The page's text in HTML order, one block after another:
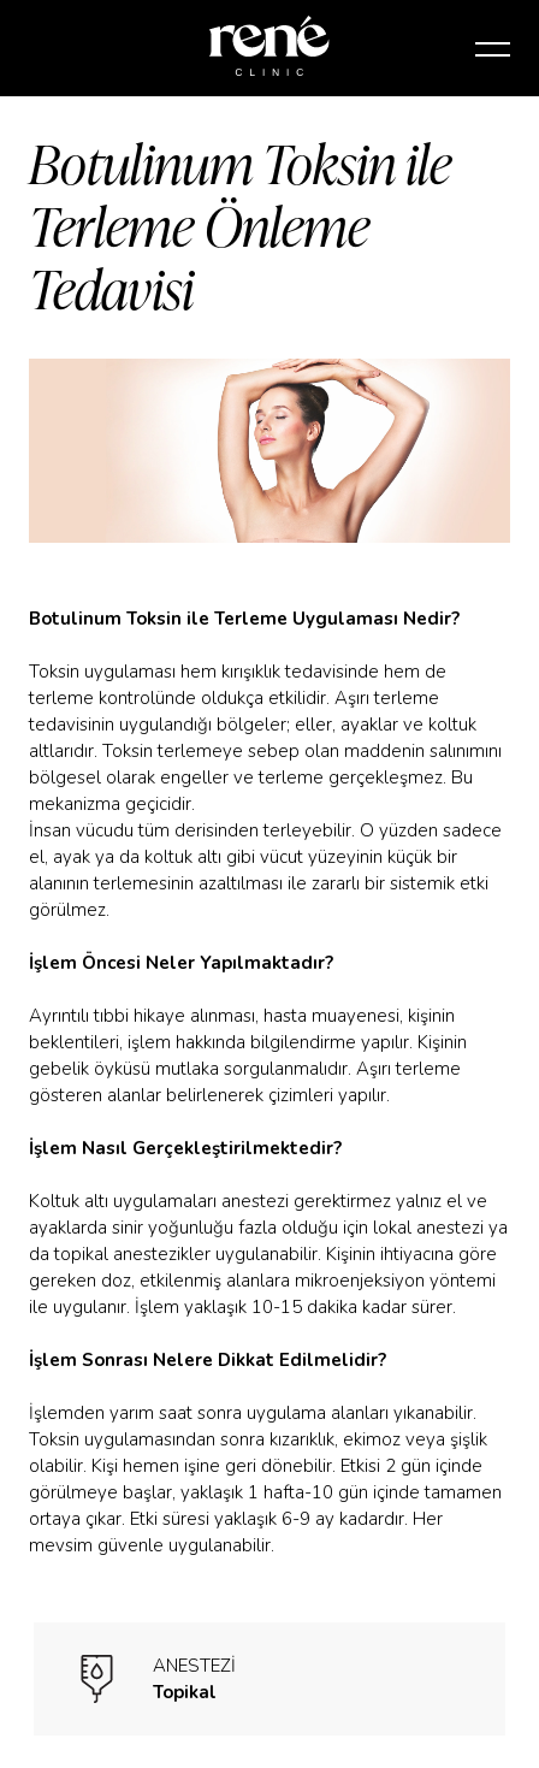
Botulinum Toksin ile
Terleme Önleme
Tedavisi
Botulinum Toksin ile Terleme Uygulaması Nedir?
Toksin uygulaması hem kırışıklık tedavisinde hem de
terleme kontrolünde oldukça etkilidir. Aşırı terleme
tedavisinin uygulandığı bölgeler; eller, ayaklar ve koltuk
altlarıdır. Toksin terlemeye sebep olan maddenin salınımını
bölgesel olarak engeller ve terleme gerçekleşmez. Bu
mekanizma geçicidir.
İnsan vücudu tüm derisinden terleyebilir. O yüzden sadece
el, ayak ya da koltuk altı gibi vücut yüzeyinin küçük bir
alanının terlemesinin azaltılması ile zararlı bir sistemik etki
görülmez.
İşlem Öncesi Neler Yapılmaktadır?
Ayrıntılı tıbbi hikaye alınması, hasta muayenesi, kişinin
beklentileri, işlem hakkında bilgilendirme yapılır. Kişinin
gebelik öyküsü mutlaka sorgulanmalıdır. Aşırı terleme
gösteren alanlar belirlenerek çizimleri yapılır.
İşlem Nasıl Gerçekleştirilmektedir?
Koltuk altı uygulamaları anestezi gerektirmez yalnız el ve
ayaklarda sinir yoğunluğu fazla olduğu için lokal anestezi ya
da topikal anestezikler uygulanabilir. Kişinin ihtiyacına göre
gereken doz, etkilenmiş alanlara mikroenjeksiyon yöntemi
ile uygulanır. İşlem yaklaşık 10-15 dakika kadar sürer.
İşlem Sonrası Nelere Dikkat Edilmelidir?
İşlemden yarım saat sonra uygulama alanları yıkanabilir.
Toksin uygulamasından sonra kızarıklık, ekimoz veya şişlik
olabilir. Kişi hemen işine geri dönebilir. Etkisi 2 gün içinde
görülmeye başlar, yaklaşık 1 hafta-10 gün içinde tamamen
ortaya çıkar. Etki süresi yaklaşık 6-9 ay kadardır. Her
mevsim güvenle uygulanabilir.
ANESTEZİ
Topikal